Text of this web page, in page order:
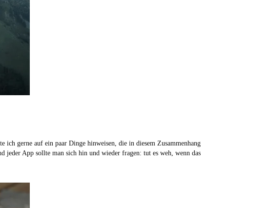
ich gerne auf ein paar Dinge hinweisen, die in diesem Zusammenhang
jeder App sollte man sich hin und wieder fragen: tut es weh, wenn das